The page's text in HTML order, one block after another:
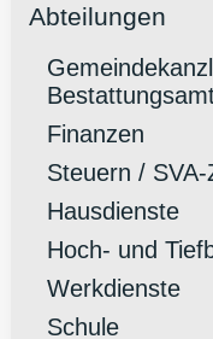
Abteilungen
Finanzen
Steuern /
Hausdienste
Hoch- und
Werkdienste
Schule